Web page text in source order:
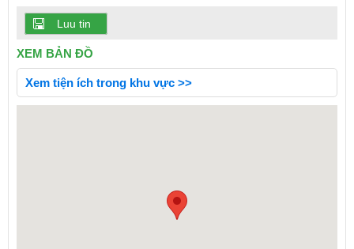
Luu tin
XEM BẢN ĐỒ
Xem tiện ích trong khu vực >>